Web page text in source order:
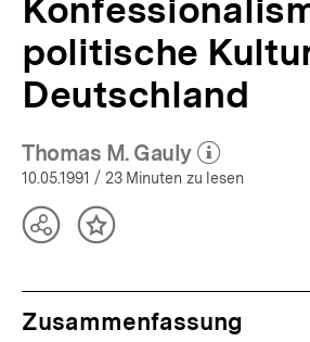
politische
Deutschland
Thomas M. Gauly
(Mehr zum Autor)
öffnen
10.05.1991 / 23 Minuten zu lesen
TeilenInhalt
Zusammenfassung